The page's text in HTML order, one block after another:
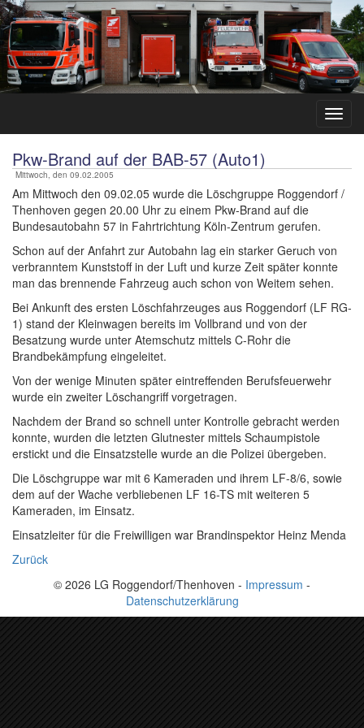
Pkw-Brand auf der BAB-57 (Auto1)
Mittwoch, den 09.02.2005
Am Mittwoch den 09.02.05 wurde die Löschgruppe Roggendorf /
Thenhoven gegen 20.00 Uhr zu einem Pkw-Brand auf die
Bundesautobahn 57 in Fahrtrichtung Köln-Zentrum gerufen.
Schon auf der Anfahrt zur Autobahn lag ein starker Geruch von
verbranntem Kunststoff in der Luft und kurze Zeit später konnte
man das brennende Fahrzeug auch schon von Weitem sehen.
Bei Ankunft des ersten Löschfahrzeuges aus Roggendorf (LF RG-
1) stand der Kleinwagen bereits im Vollbrand und von der
Besatzung wurde unter Atemschutz mittels C-Rohr die
Brandbekämpfung eingeleitet.
Von der wenige Minuten später eintreffenden Berufsfeuerwehr
wurde ein zweiter Löschangriff vorgetragen.
Nachdem der Brand so schnell unter Kontrolle gebracht werden
konnte, wurden die letzten Glutnester mittels Schaumpistole
erstickt und die Einsatzstelle wurde an die Polizei übergeben.
Die Löschgruppe war mit 6 Kameraden und ihrem LF-8/6, sowie
dem auf der Wache verbliebenen LF 16-TS mit weiteren 5
Kameraden, im Einsatz.
Einsatzleiter für die Freiwilligen war Brandinspektor Heinz Menda
Zurück
© 2026 LG Roggendorf/Thenhoven - Impressum -
Datenschutzerklärung